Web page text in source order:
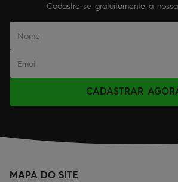
Cadastre-se gratuitamente à
CADASTRAR
MAPA DO SITE